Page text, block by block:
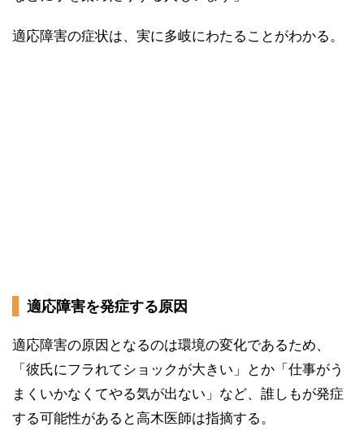
適応障害の症状は、実に多岐にわたることがわかる。
適応障害を発症する原因
適応障害の原因となるのは環境の変化であるため、
「彼氏にフラれてショックが大きい」とか「仕事がう
まくいかなくてやる気が出ない」など、誰しもが発症
する可能性があると高木医師は指摘する。